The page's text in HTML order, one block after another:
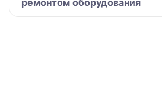
ремонтом оборудования